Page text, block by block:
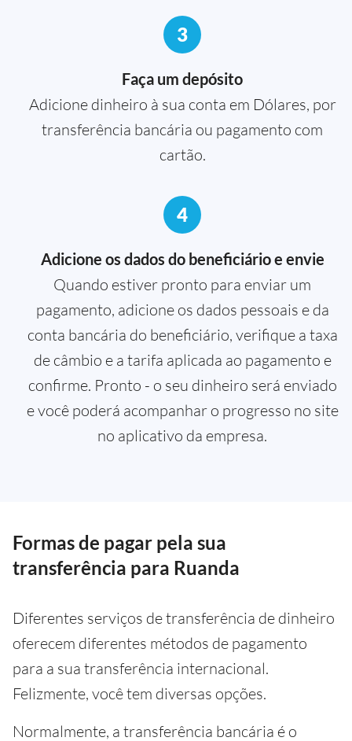
3
Faça um depósito
Adicione dinheiro à sua conta em Dólares, por
transferência bancária ou pagamento com
cartão.
4
Adicione os dados do beneficiário e envie
Quando estiver pronto para enviar um
pagamento, adicione os dados pessoais e da
conta bancária do beneficiário, verifique a taxa
de câmbio e a tarifa aplicada ao pagamento e
confirme. Pronto - o seu dinheiro será enviado
e você poderá acompanhar o progresso no site
no aplicativo da empresa.
Formas de pagar pela sua
transferência para Ruanda
Diferentes serviços de transferência de dinheiro
oferecem diferentes métodos de pagamento
para a sua transferência internacional.
Felizmente, você tem diversas opções.
Normalmente, a transferência bancária é o